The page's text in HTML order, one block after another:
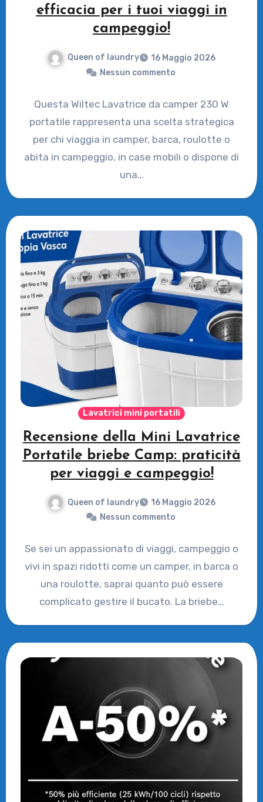
efficacia per i tuoi viaggi in
campeggio!
Queen of laundry
16 Maggio 2026
Nessun commento
Questa Wiltec Lavatrice da camper 230 W
portatile rappresenta una scelta strategica
per chi viaggia in camper, barca, roulotte o
abita in campeggio, in case mobili o dispone di
una…
Lavatrici mini portatili
Recensione della Mini Lavatrice
Portatile briebe Camp: praticità
per viaggi e campeggio!
Queen of laundry
16 Maggio 2026
Nessun commento
Se sei un appassionato di viaggi, campeggio o
vivi in spazi ridotti come un camper, in barca o
una roulotte, saprai quanto può essere
complicato gestire il bucato. La briebe…